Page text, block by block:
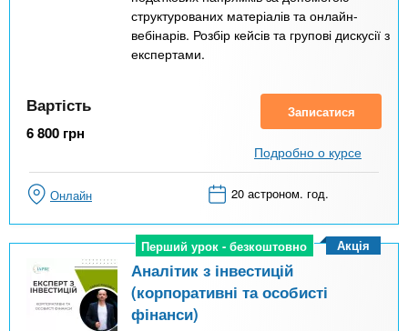
структурованих матеріалів та онлайн-
вебінарів. Розбір кейсів та групові дискусії з
експертами.
Вартість
6 800 грн
Записатися
Подробно о курсе
Онлайн 20 астроном. год.
Перший урок - безкоштовно
Перший урок - безкоштовно
Аналітик з інвестицій
(корпоративні та особисті
фінанси)
Акція